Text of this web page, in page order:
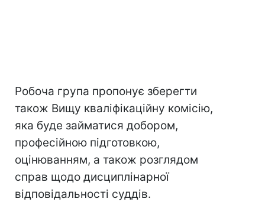
Робоча група пропонує зберегти
також Вищу кваліфікаційну комісію,
яка буде займатися добором,
професійною підготовкою,
оцінюванням, а також розглядом
справ щодо дисциплінарної
відповідальності суддів.